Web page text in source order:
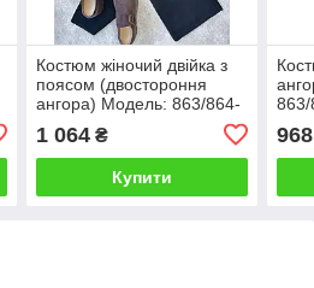
Костюм жіночий двійка з
поясом (двостороння
ангора) Модель: 863/864-
1 064₴
Купити
863/
968